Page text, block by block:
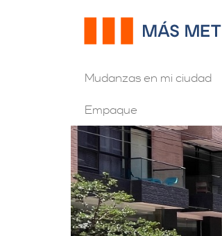
Mudanzas en mi ciudad
Empaque